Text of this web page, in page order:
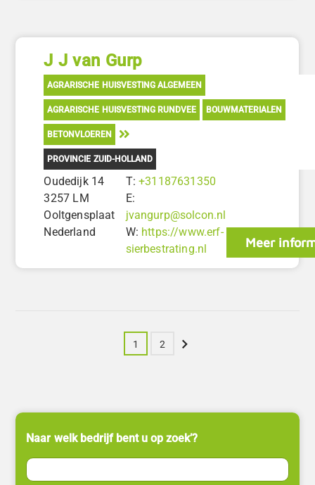
J J van Gurp
AGRARISCHE HUISVESTING ALGEMEEN
AGRARISCHE HUISVESTING RUNDVEE BOUWMATERIALEN
BETONVLOEREN
PROVINCIE ZUID-HOLLAND
Oudedijk 14
3257 LM
Ooltgensplaat
Nederland
T:+31187631350
E:
jvangurp@solcon.nl
W: https://www.erf-
sierbestrating.nl
Meer
1 2 Volgende
Naar welk bedrijf bent u op zoek’?